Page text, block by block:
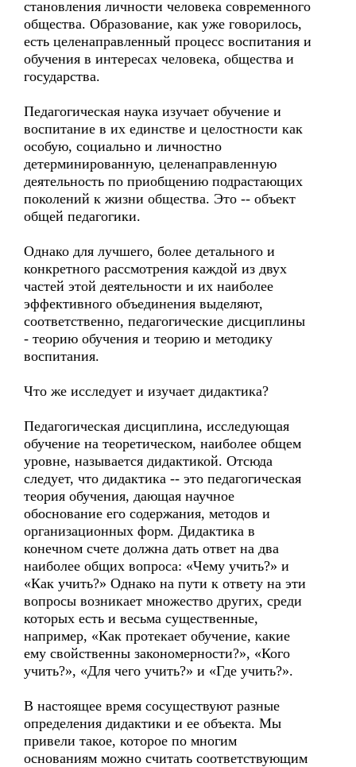
становления личности человека современного
общества. Образование, как уже говорилось,
есть целенаправленный процесс воспитания и
обучения в интересах человека, общества и
государства.
Педагогическая наука изучает обучение и
воспитание в их единстве и целостности как
особую, социально и личностно
детерминированную, целенаправленную
деятельность по приобщению подрастающих
поколений к жизни общества. Это -- объект
общей педагогики.
Однако для лучшего, более детального и
конкретного рассмотрения каждой из двух
частей этой деятельности и их наиболее
эффективного объединения выделяют,
соответственно, педагогические дисциплины
- теорию обучения и теорию и методику
воспитания.
Что же исследует и изучает дидактика?
Педагогическая дисциплина, исследующая
обучение на теоретическом, наиболее общем
уровне, называется дидактикой. Отсюда
следует, что дидактика -- это педагогическая
теория обучения, дающая научное
обоснование его содержания, методов и
организационных форм. Дидактика в
конечном счете должна дать ответ на два
наиболее общих вопроса: «Чему учить?» и
«Как учить?» Однако на пути к ответу на эти
вопросы возникает множество других, среди
которых есть и весьма существенные,
например, «Как протекает обучение, какие
ему свойственны закономерности?», «Кого
учить?», «Для чего учить?» и «Где учить?».
В настоящее время сосуществуют разные
определения дидактики и ее объекта. Мы
привели такое, которое по многим
основаниям можно считать соответствующим